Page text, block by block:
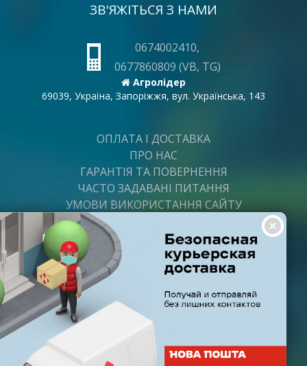
ЗВ'ЯЖІТЬСЯ З НАМИ
0674002410,
0677860809 (VB, TG)
Агролідер
69039, Україна, Запоріжжя, вул. Українська, 143
ОПЛАТА І ДОСТАВКА
ПРО НАС
ГАРАНТІЯ ТА ПОВЕРНЕННЯ
ЧАСТО ЗАДАВАНІ ПИТАННЯ
УМОВИ ВИКОРИСТАННЯ САЙТУ
ПОСТАЧАЛЬНИКАМ
ПАРТНЕРИ
ГРАФІК РОБОТИ
Пн-Пт: з 8:00 до 21:00
Субота: з 9:00 до 20:00
Неділя: з 10:00 до 19:00